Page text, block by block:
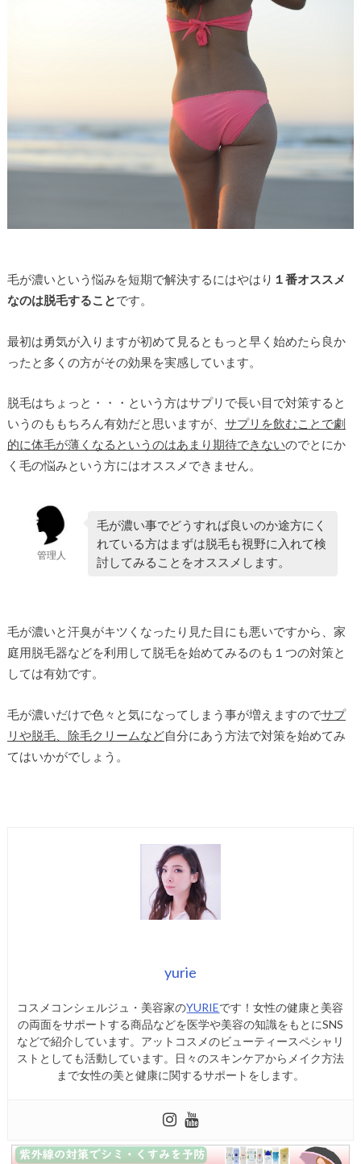
毛が濃いという悩みを短期で解決するにはやはり １番オススメ
なのは脱毛することです。
最初は勇気が入りますが初めて見るともっと早く始めたら良か
ったと多くの方がその効果を実感しています。
脱毛はちょっと・・・という方はサプリで長い目で対策すると
いうのももちろん有効だと思いますが、 サプリを飲むことで劇
的に体毛が薄くなるというのはあまり期待できないのでとにか
く毛の悩みという方にはオススメできません。
管理人
毛が濃い事でどうすれば良いのか途方にく
れている方はまずは脱毛も視野に入れて検
討してみることをオススメします。
毛が濃いと汗臭がキツくなったり見た目にも悪いですから、家
庭用脱毛器などを利用して脱毛を始めてみるのも１つの対策と
しては有効です。
毛が濃いだけで色々と気になってしまう事が増えますのでサプ
リや脱毛、除毛クリームなど自分にあう方法で対策を始めてみ
てはいかがでしょう。
yurie
コスメコンシェルジュ・美容家のYURIEです！女性の健康と美容
の両面をサポートする商品などを医学や美容の知識をもとにSNS
などで紹介しています。アットコスメのビューティースペシャリ
ストとしても活動しています。日々のスキンケアからメイク方法
まで女性の美と健康に関するサポートをします。